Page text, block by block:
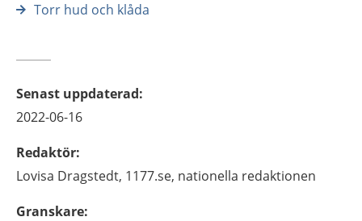
Torr hud och klåda
Senast uppdaterad:
2022-06-16
Redaktör:
Lovisa Dragstedt, 1177.se, nationella redaktionen
Granskare: